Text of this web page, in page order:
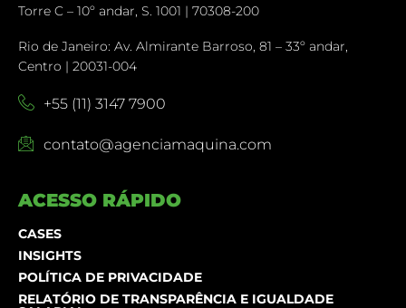
Torre C – 10º andar, S. 1001 | 70308-200
Rio de Janeiro: Av. Almirante Barroso, 81 – 33º andar,
Centro | 20031-004
+55 (11) 3147 7900
contato@agenciamaquina.com
ACESSO RÁPIDO
CASES
INSIGHTS
POLÍTICA DE PRIVACIDADE
RELATÓRIO DE TRANSPARÊNCIA E IGUALDADE